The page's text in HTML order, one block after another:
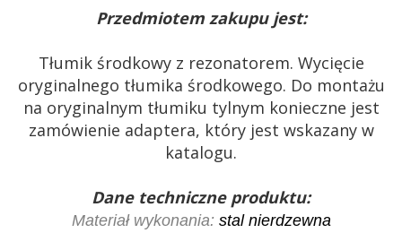
Przedmiotem zakupu jest:
Tłumik środkowy z rezonatorem. Wycięcie
oryginalnego tłumika środkowego. Do montażu
na oryginalnym tłumiku tylnym konieczne jest
zamówienie adaptera, który jest wskazany w
katalogu.
Dane techniczne produktu:
Materiał wykonania: stal nierdzewna